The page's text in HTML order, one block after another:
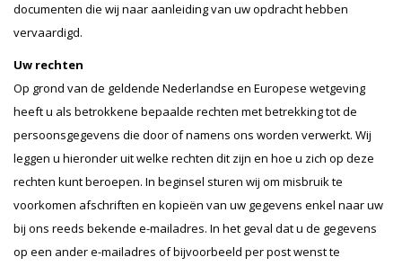
documenten die wij naar aanleiding van uw opdracht hebben
vervaardigd.
Uw rechten
Op grond van de geldende Nederlandse en Europese wetgeving
heeft u als betrokkene bepaalde rechten met betrekking tot de
persoonsgegevens die door of namens ons worden verwerkt. Wij
leggen u hieronder uit welke rechten dit zijn en hoe u zich op deze
rechten kunt beroepen. In beginsel sturen wij om misbruik te
voorkomen afschriften en kopieën van uw gegevens enkel naar uw
bij ons reeds bekende e-mailadres. In het geval dat u de gegevens
op een ander e-mailadres of bijvoorbeeld per post wenst te